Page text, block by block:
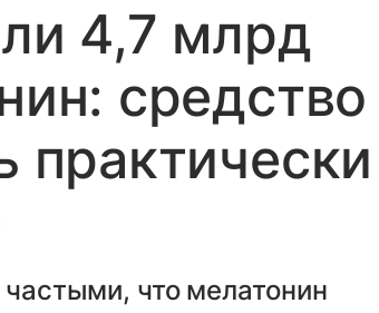
4,7 млрд
средство
практически
что мелатонин